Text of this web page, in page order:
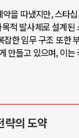
을 따냈지만, 스타
적 발사체로 설계
한 임무 구조 또한
만들고 있으며, 이
략의 도약